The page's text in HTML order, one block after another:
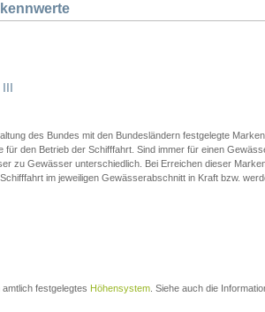
des Bundes mit den Bundesländern festgelegte
den Betrieb der Schifffahrt. Sind immer für einen
zu Gewässer unterschiedlich. Bei Erreichen dieser
im jeweiligen Gewässerabschnitt in Kraft bzw.
festgelegtes Höhensystem . Siehe auch die